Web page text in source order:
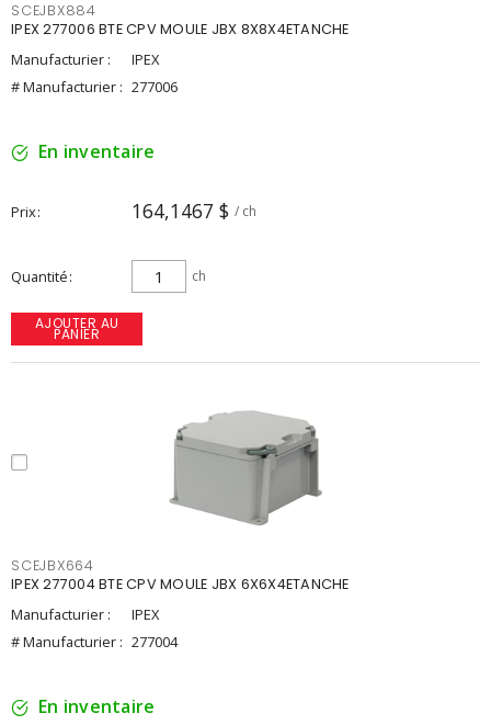
SCEJBX884
IPEX 277006 BTE CPV MOULE JBX 8X8X4ETANCHE
Manufacturier :
IPEX
# Manufacturier : 277006
En inventaire
Prix 164,1467 $ / ch
Quantité ch
AJOUTER AU
PANIER
SCEJBX664
IPEX 277004 BTE CPV MOULE JBX 6X6X4ETANCHE
Manufacturier :
IPEX
# Manufacturier : 277004
En inventaire